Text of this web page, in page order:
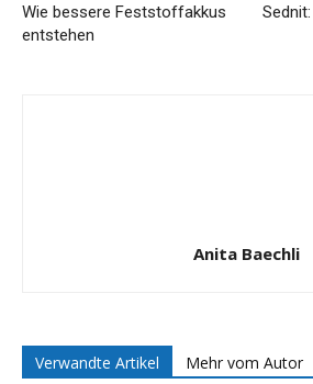
Wie bessere Feststoffakkus
entstehen
Anita Baechli
Verwandte Artikel Mehr vom Autor